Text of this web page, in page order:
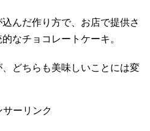
込んだ作り方で、お店で提供さ
なチョコレートケーキ。
どちらも美味しいことには変
サーリンク